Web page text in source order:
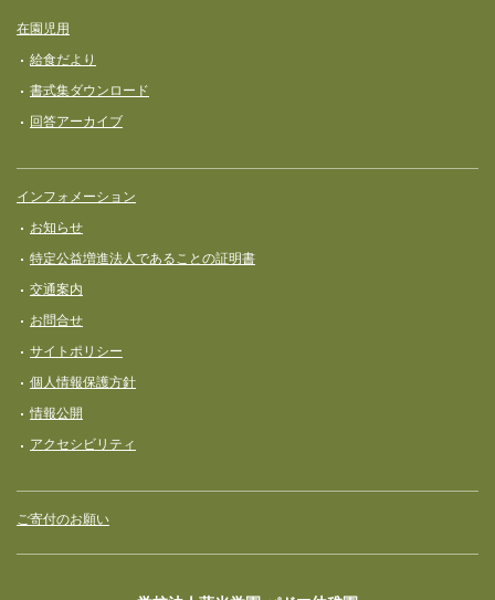
在園児用
給食だより
書式集ダウンロード
回答アーカイブ
インフォメーション
お知らせ
特定公益増進法人であることの証明書
交通案内
お問合せ
サイトポリシー
個人情報保護方針
情報公開
アクセシビリティ
ご寄付のお願い